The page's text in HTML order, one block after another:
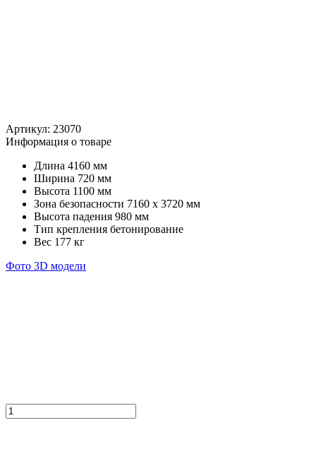
Артикул: 23070
Информация о товаре
Длина 4160 мм
Ширина 720 мм
Высота 1100 мм
Зона безопасности 7160 х 3720 мм
Высота падения 980 мм
Тип крепления бетонирование
Вес 177 кг
Фото 3D модели